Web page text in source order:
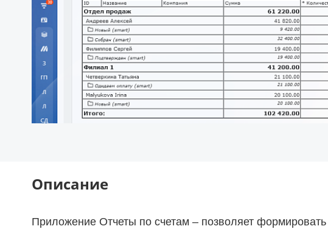
Описание
Приложение Отчеты по счетам – позволяет